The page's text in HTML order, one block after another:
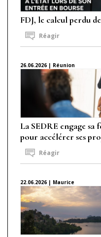
FDJ, le calcul perdu
Réagir
26.06.2026 | Réunion
La SEDRE engage sa
pour accélérer ses
Réagir
22.06.2026 | Maurice